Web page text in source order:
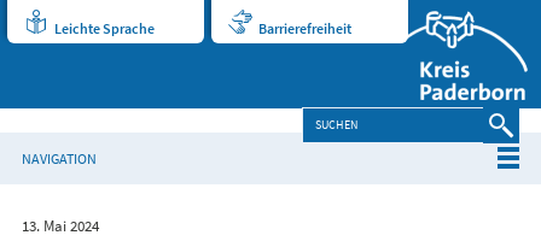
Leichte Sprache Barrierefreiheit
NAVIGATION
13. Mai 2024